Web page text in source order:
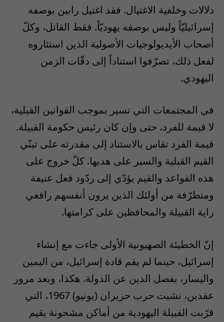
دلالات وخلفية الاغتيال. فقد اغتيل رابين بوصفه
إسرائيليّاً وليس بوصفه يهوديّاً. فقط القاتل، وكلّ
أصحاب الأيديولوجيات الأصولية الذين استثاروه
لفعل ذلك، تصرّفوا استناداً إلى دقّات الزمن
اليهودي.
في المجتمعات التي تسير بموجب القوانين القبلية،
لا قيمة للفرد، حتى وإن كان رئيس حكومة القبيلة.
قيمة الفرد تقاس بالاستناد إلى مقدرته على تبنّي
القيم القبلية والسير على هديها. كلّ خروج على
هذه القواعد والقيم يؤدّي إلى ردّود فعل عنيفة
ومتطرّفة من أولئك الذين يرون أنفسهم رافعي
راية القبيلة والمحافظين على كرامتها.
إنّ الخطيئة الصهيونية الأولى جاءت مع إنشاء
إسرائيل، حينما لم يقم قادة إسرائيل، من اليمين
واليسار، بفصل الدين عن الدولة. هكذا، وبعد مرور
عقدين، نشبت حرب حزيران (يونيو) 1967، التي
قرّبت القبيلة اليهودية من أماكن مشحونة بقيم